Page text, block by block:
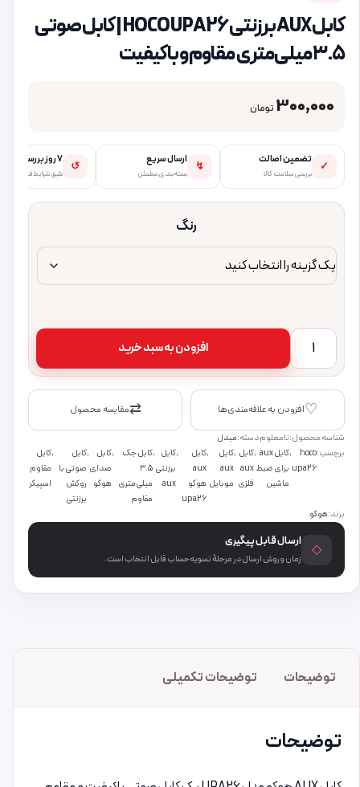
کابل AUX برزنتی HOCO UPA26 | کابل صوتی
۳.۵ میلی‌متری مقاوم و باکیفیت
300,000 تومان
✓ تضمین اصالت
بررسی سلامت کالا
↯ ارسال سریع
بسته‌بندی مطمئن
↺ ۷ روز بررسی
طبق شرایط فروشگاه
رنگ
کابل AUX برزنتی HOCO UPA26 | کابل صوتی ۳.۵ میلی‌متری مقاوم و باکیفیت عدد افزودن به سبد خرید
♡افزودن به علاقه‌مندی‌ها ⇄مقایسه محصول
شناسه محصول:نامعلومدسته:مبدل
برچسب:hoco
upa26
,
کابل aux
برای ضبط
ماشین
,کابل
aux
فلزی
,کابل
aux
موبایل
,کابل
aux
هوکو
upa26
,کابل
برزنتی
aux
,کابل جک
۳.۵
میلی‌متری
مقاوم
,کابل
صدای
هوکو
,کابل
صوتی با
روکش
برزنتی
,کابل
مقاوم
اسپیکر
برند:هوکو
◇ ارسال قابل پیگیری
زمان و روش ارسال در مرحلهٔ تسویه‌حساب قابل انتخاب است.
توضیحات توضیحات تکمیلی
توضیحات